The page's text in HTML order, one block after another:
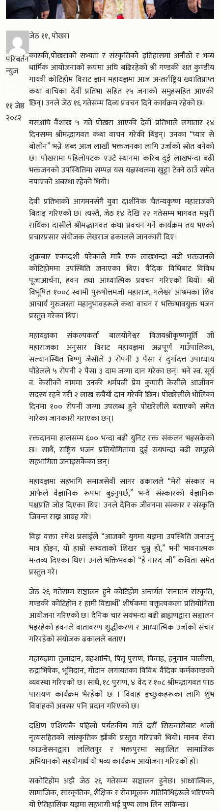
परिबर्तन
न्युज
११ जेष्ठ
२०८२
जेठ ११, पोखरा
कास्की,पोखराको सभ्यता र संस्कृतिको इतिहासमा अनौठो र भव्य
धार्मिक आयोजनाको रूपमा अघि बढिरहेको श्री गण्डकी शत कुण्डीय
गायत्री कोटिहोम विराट ज्ञान महायज्ञमा आज अन्तर्राष्ट्रिय ख्यातिप्राप्त
कथा वाचिका देवी प्रतिभा सहित २५ जनाको समुहसहित आएकी
छिन्। उनले जेठ १६ गतेसम्म दिव्य प्रवचन दिने कार्यक्रम रहेको छ।
यसअघि वैशाख ५ गते पोखरा आएकी देवी प्रतिभाले लगातार १४
दिनसम्म श्रीमद्भागवत कथा वाचन गरेकी थिइन्। उनका “प्यार से
बोलोन” भन्ने शब्द आज लाखौं भक्तजनका लागि उर्जाको स्रोत बनेको
छ। पोखरामा पहिलोपटक एउटै स्थानमा करिब दुई लाखभन्दा बढी
भक्तजनको उपस्थितिमा सम्पन्न यस यज्ञस्थलमा खुट्टा टेक्ने ठाउँ समेत
नपाएको अबस्था रहेको थियो।
देवी प्रतिभाको आगमनसँगै युवा दार्शनिक चैतन्यकृष्ण महाराजको
बिदाइ गरिएको छ। त्यस्तै, जेठ १४ देखि २२ गतेसम्म भागवत मञ्जरी
राधिका दासीले श्रीमद्भागवत कथा प्रवचन गर्ने कार्यक्रम तय भएको
प्रचारप्रसार संयोजक लेखराज ढकालले जानकारी दिए।
शुक्रबार एकादशी परेकाले मात्रै एक लाखभन्दा बढी भक्तजनले
कोटिहोममा उपस्थिति जनाएका थिए। वैदिक विधिबाट विविध
पूजाआर्चना, हवन तथा आध्यात्मिक प्रवचन गरिएको थियो। श्री
विभूषित १००८ स्वामी पुरुषोत्तमजी महाराज, गलेश्वर आश्रमका शिव
आचार्य गुरुजस्ता महानुभावहरूले कथा वाचन र भक्तिभावयुक्त भजन
प्रस्तुत गरेका थिए।
महायज्ञका संकल्पकर्ता बालयोगेश्वर विजयश्रीकृष्णमूर्ति जी
महाराजका अनुसार विराट महायज्ञमा अन्नपूर्ण गाउँपालिका,
सल्यानस्थित बिष्णु जैसीले ३ रोपनी ३ पैसा र दुर्गादत्त उपाध्याय
पौडेलले ५ रोपनी २ पैसा ३ दाम जग्गा दान गरेका छन्। भने स्व. सूर्य
व. केसीको नाममा उनकी धर्मपत्नी प्रेम कुमारी केसीले आजीवन
सदस्य रहने गरी २ लाख रुपैयाँ दान गरेकी छिन। पोखरेलीले भोलिका
दिनमा १०० रोपनी जग्गा उपलब्ध हुने पोखरेलीले बताएको समेत
गारेका जानकारी गराएका छन्।
रक्तदानमा हालसम्म ६०० भन्दा बढी युनिट रक्त संकलन भइसकेको
छ। साथै, राष्ट्रिय भजन प्रतियोगितामा दुई सयभन्दा बढी समूहले
सहभागिता जनाइसकेका छन्।
महायज्ञमा सहभागि समाजसेवी सागर ढकालले “मेरो संस्कार म
आफैले वैज्ञानिक रूपमा बुझ्नुपर्छ,” भन्दै संस्कारको वैज्ञानिक
पक्षप्रति जोड दिएका थिए। उनले दैनिक जीवनमा संस्कार र संस्कृति
जिवन्त राख्न आग्रह गरे।
विज्ञ वक्ता रमेश प्रसाईले “आजको युगमा यज्ञमा उपस्थिति जनाउनु
मात्र होइन, यो हाम्रो सभ्यताको शिखर चुम्नु हो,” भनी भावनात्मक
मन्तव्य दिएका थिए। उनले भक्तिभवको “हे नारद जी” कविता समेत
प्रस्तुत गरे।
जेठ २६ गतेसम्म सञ्चालन हुने कोटिहोम अन्तर्गत ‘सनातन संस्कृति,
गण्डकी कोटिहोम र हामी विद्यार्थी’ शीर्षकमा वक्तृत्वकला प्रतियोगिता
आयोजना गरिएको छ। दैनिक चार सयभन्दा बढी ब्राह्मणद्वारा सञ्चालन
भइरहेको हवनले वातावरण शुद्धीकरण र आध्यात्मिक उर्जाको संचार
गरिरहेको संयोजक ढकालले बताए।
महायज्ञमा तुलादान, ग्रहशान्ति, पितृ पुराण, विवाह, हनुमान चालीसा,
रुद्राभिषेक, भूमिदान, गोदान लगायतका विविध वैदिक कर्मकाण्डको
व्यवस्था गरिएको छ। साथै, १८ पुराण, ४ वेद र १०८ श्रीमद्भागवत पाठ
पारायण कार्यक्रम भैरहेको छ । विवाह इच्छुकहरूका लागि शुभ
विवाहको अवसर पनि प्रदान गरिएको छ।
दक्षिण एशियाकै पहिलो पर्यटकीय गाउँ दरौँ सिरुवारीबाट थाली
नृत्यसहितको सांस्कृतिक झाँकी प्रस्तुत गरिएको थियो। मानव सेवा
फाउन्डेसनद्वारा ललितपुर र भक्तपुरमा सञ्चालित सामाजिक
अभियानको सहयोगार्थ यो भव्य कार्यक्रम आयोजना गरिएको हो।
सकोटिहोम अझै जेठ २६ गतेसम्म सञ्चालन हुनेछ। आध्यात्मिक,
सामाजिक, सांस्कृतिक, शैक्षिक र सेवामूलक गतिविधिहरूले भरिएको
यो ऐतिहासिक यज्ञमा सहभागी भई पुण्य लाभ लिन सकिन्छ।